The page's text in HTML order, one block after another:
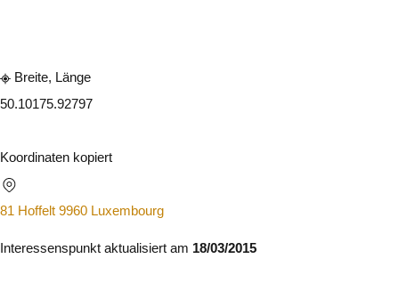
Breite, Länge
50.10175.92797
Koordinaten kopiert
81 Hoffelt 9960 Luxembourg
Interessenspunkt aktualisiert am 18/03/2015